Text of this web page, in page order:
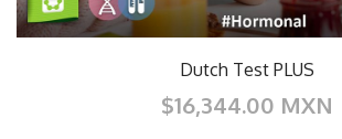
Dutch Test PLUS
$16,344.00 MXN